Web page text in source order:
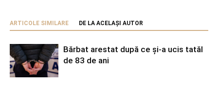
ARTICOLE SIMILARE DE LA ACELAȘI AUTOR
Bărbat arestat după ce și-a ucis tatăl
de 83 de ani